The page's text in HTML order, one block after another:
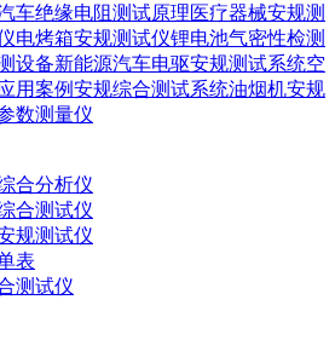
车绝缘电阻测试原理医疗器械安规测
电烤箱安规测试仪锂电池气密性检测
设备新能源汽车电驱安规测试系统空
用案例安规综合测试系统油烟机安规
数测量仪
合分析仪
合测试仪
规测试仪
表
测试仪